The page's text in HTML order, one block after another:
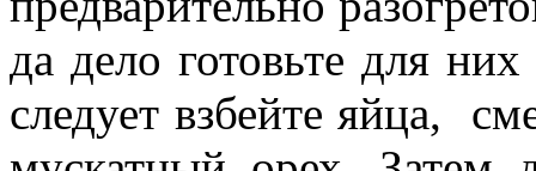
да дело готовьте для
следует взбейте яйца,